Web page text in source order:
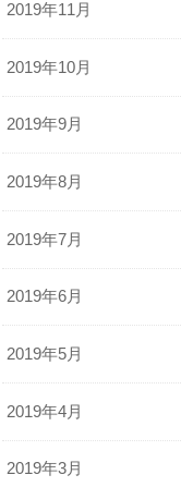
2019年11月
2019年10月
2019年9月
2019年8月
2019年7月
2019年6月
2019年5月
2019年4月
2019年3月